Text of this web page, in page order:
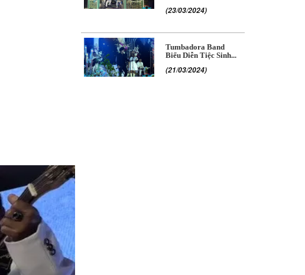
(23/03/2024)
Tumbadora Band
Biểu Diễn Tiệc Sinh...
(21/03/2024)